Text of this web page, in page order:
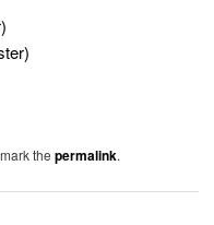
the permalink.